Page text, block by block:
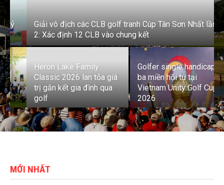
Giải vô địch các CLB golf tranh Cúp Tân Sơn Nhất lần
2: Xác định 12 CLB vào chung kết
Heron Lake Family
Classic 2026 lan tỏa giá
trị gắn kết gia đình qua
golf
Golfer single handicap
ba miền hội tụ tại
Vietnam Unity Golf Cup
2026
MỚI NHẤT